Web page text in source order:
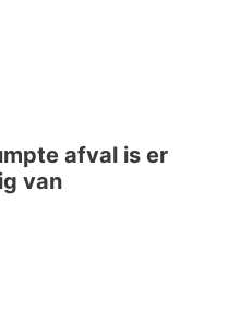
afval is er
van